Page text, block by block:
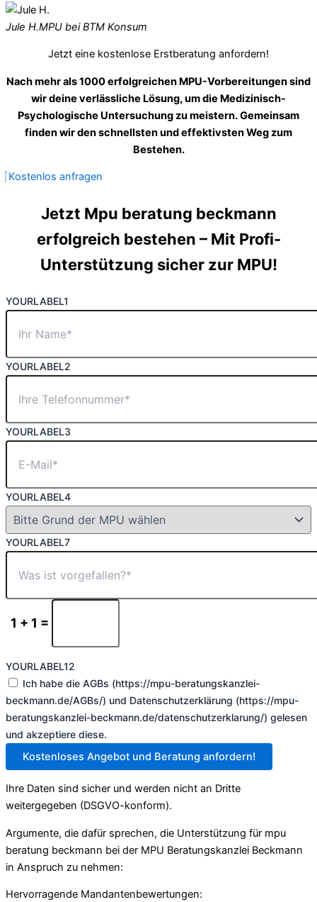
Jule H.MPU bei BTM Konsum
Jetzt eine kostenlose Erstberatung anfordern!
Nach mehr als 1000 erfolgreichen MPU-Vorbereitungen sind
wir deine verlässliche Lösung, um die Medizinisch-
Psychologische Untersuchung zu meistern. Gemeinsam
finden wir den schnellsten und effektivsten Weg zum
Bestehen.
Kostenlos anfragen
Jetzt Mpu beratung beckmann
erfolgreich bestehen – Mit Profi-
Unterstützung sicher zur MPU!
YOURLABEL1
YOURLABEL2
YOURLABEL3
YOURLABEL4
YOURLABEL7
1 + 1 =
YOURLABEL12
Ich habe die AGBs (https://mpu-beratungskanzlei-
beckmann.de/AGBs/) und Datenschutzerklärung (https://mpu-
beratungskanzlei-beckmann.de/datenschutzerklarung/) gelesen
und akzeptiere diese.
Kostenloses Angebot und Beratung anfordern!
Ihre Daten sind sicher und werden nicht an Dritte
weitergegeben (DSGVO-konform).
Argumente, die dafür sprechen, die Unterstützung für mpu
beratung beckmann bei der MPU Beratungskanzlei Beckmann
in Anspruch zu nehmen:
Hervorragende Mandantenbewertungen: